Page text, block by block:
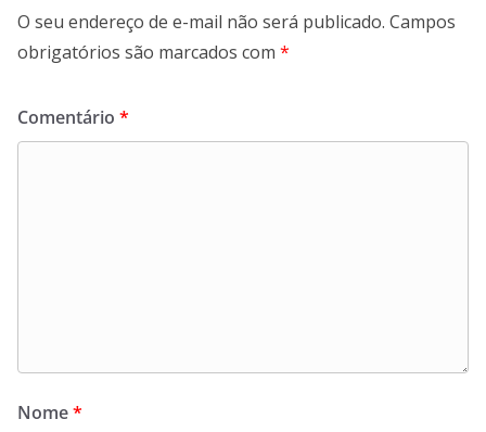
O seu endereço de e-mail não será publicado. Campos
obrigatórios são marcados com *
Comentário *
Nome*